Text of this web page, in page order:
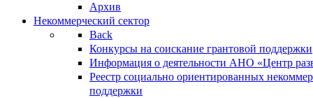
Архив
Некоммерческий сектор
Back
Конкурсы на соискание грантовой поддержки
Информация о деятельности АНО «Центр
Реестр социально ориентированных
поддержки